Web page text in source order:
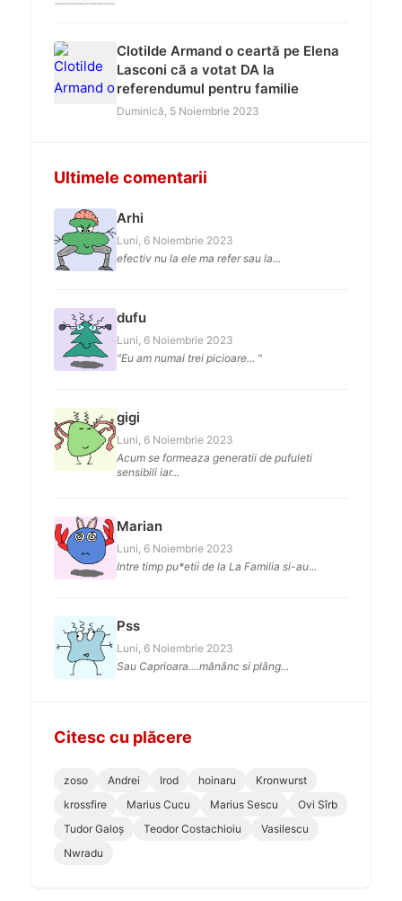
Clotilde Armand o ceartă pe Elena
Lasconi că a votat DA la
referendumul pentru familie
Duminică, 5 Noiembrie 2023
Ultimele comentarii
Arhi
Luni, 6 Noiembrie 2023
efectiv nu la ele ma refer sau la...
dufu
Luni, 6 Noiembrie 2023
"Eu am numai trei picioare... "
gigi
Luni, 6 Noiembrie 2023
Acum se formeaza generatii de pufuleti
sensibili iar...
Marian
Luni, 6 Noiembrie 2023
Intre timp pu*etii de la La Familia si-au...
Pss
Luni, 6 Noiembrie 2023
Sau Caprioara....mănânc si plâng...
Citesc cu plăcere
zoso Andrei Irod hoinaru
Kronwurst
krossfire
Marius Cucu Marius Sescu
Ovi Sîrb
Tudor Galoș
Teodor Costachioiu
Vasilescu
Nwradu